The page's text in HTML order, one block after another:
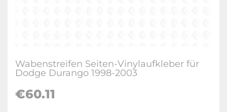
Wabenstreifen Seiten-Vinylaufkleber für
Dodge Durango 1998-2003
€60.11